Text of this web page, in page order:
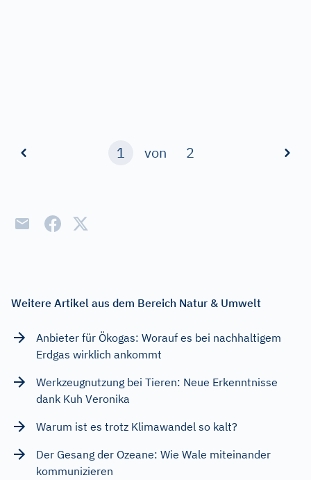
1 von 2
Weitere Artikel aus dem Bereich Natur & Umwelt
Anbieter für Ökogas: Worauf es bei nachhaltigem
Erdgas wirklich ankommt
Werkzeugnutzung bei Tieren: Neue Erkenntnisse
dank Kuh Veronika
Warum ist es trotz Klimawandel so kalt?
Der Gesang der Ozeane: Wie Wale miteinander
kommunizieren